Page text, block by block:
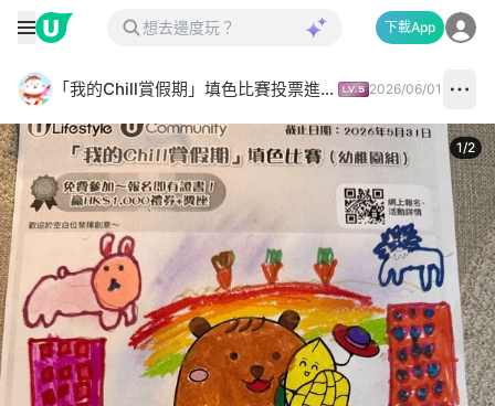
下載App
「我的Chill賞假期」填色比賽投票進行中✅ 2026/06/01
1/2